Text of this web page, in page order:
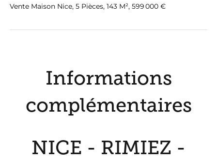
Vente Maison Nice, 5 Pièces, 143 M², 599 000 €
Informations
complémentaires
NICE - RIMIEZ -